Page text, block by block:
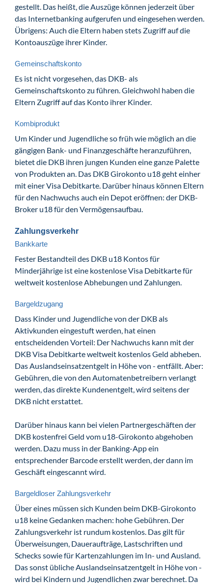
gestellt. Das heißt, die Auszüge können jederzeit über
das Internetbanking aufgerufen und eingesehen werden.
Übrigens: Auch die Eltern haben stets Zugriff auf die
Kontoauszüge ihrer Kinder.
Gemeinschaftskonto
Es ist nicht vorgesehen, das DKB- als
Gemeinschaftskonto zu führen. Gleichwohl haben die
Eltern Zugriff auf das Konto ihrer Kinder.
Kombiprodukt
Um Kinder und Jugendliche so früh wie möglich an die
gängigen Bank- und Finanzgeschäfte heranzuführen,
bietet die DKB ihren jungen Kunden eine ganze Palette
von Produkten an. Das DKB Girokonto u18 geht einher
mit einer Visa Debitkarte. Darüber hinaus können Eltern
für den Nachwuchs auch ein Depot eröffnen: der DKB-
Broker u18 für den Vermögensaufbau.
Zahlungsverkehr
Bankkarte
Fester Bestandteil des DKB u18 Kontos für
Minderjährige ist eine kostenlose Visa Debitkarte für
weltweit kostenlose Abhebungen und Zahlungen.
Bargeldzugang
Dass Kinder und Jugendliche von der DKB als
Aktivkunden eingestuft werden, hat einen
entscheidenden Vorteil: Der Nachwuchs kann mit der
DKB Visa Debitkarte weltweit kostenlos Geld abheben.
Das Auslandseinsatzentgelt in Höhe von - entfällt. Aber:
Gebühren, die von den Automatenbetreibern verlangt
werden, das direkte Kundenentgelt, wird seitens der
DKB nicht erstattet.
Darüber hinaus kann bei vielen Partnergeschäften der
DKB kostenfrei Geld vom u18-Girokonto abgehoben
werden. Dazu muss in der Banking-App ein
entsprechender Barcode erstellt werden, der dann im
Geschäft eingescannt wird.
Bargeldloser Zahlungsverkehr
Über eines müssen sich Kunden beim DKB-Girokonto
u18 keine Gedanken machen: hohe Gebühren. Der
Zahlungsverkehr ist rundum kostenlos. Das gilt für
Überweisungen, Daueraufträge, Lastschriften und
Schecks sowie für Kartenzahlungen im In- und Ausland.
Das sonst übliche Auslandseinsatzentgelt in Höhe von -
wird bei Kindern und Jugendlichen zwar berechnet. Da